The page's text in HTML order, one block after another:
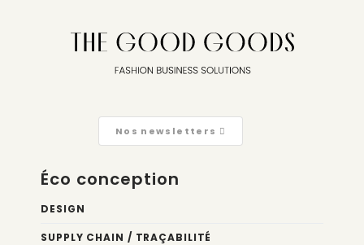
Nos newsletters
Éco conception
DESIGN
SUPPLY CHAIN / TRAÇABILITÉ